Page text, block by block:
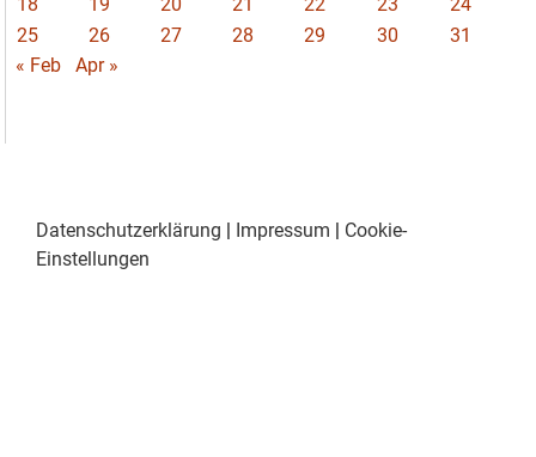
25
26 27 28 29 30
31
« Feb
Apr »
Datenschutzerklärung | Impressum | Cookie-
Einstellungen